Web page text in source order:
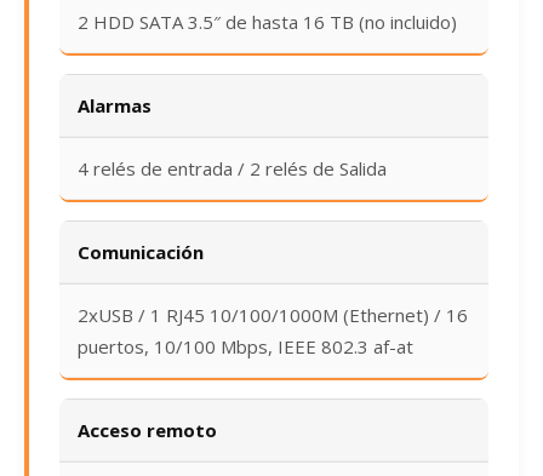
2 HDD SATA 3.5″ de hasta 16 TB (no incluido)
Alarmas
4 relés de entrada / 2 relés de Salida
Comunicación
2xUSB / 1 RJ45 10/100/1000M (Ethernet) / 16
puertos, 10/100 Mbps, IEEE 802.3 af-at
Acceso remoto